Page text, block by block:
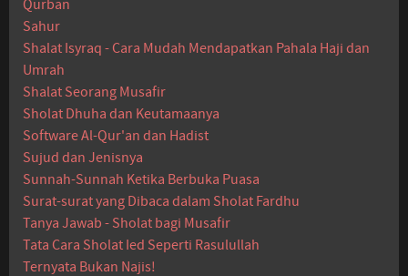
Qurban
Sahur
Shalat Isyraq - Cara Mudah Mendapatkan Pahala Haji dan
Umrah
Shalat Seorang Musafir
Sholat Dhuha dan Keutamaanya
Software Al-Qur'an dan Hadist
Sujud dan Jenisnya
Sunnah-Sunnah Ketika Berbuka Puasa
Surat-surat yang Dibaca dalam Sholat Fardhu
Tanya Jawab - Sholat bagi Musafir
Tata Cara Sholat Ied Seperti Rasulullah
Ternyata Bukan Najis!